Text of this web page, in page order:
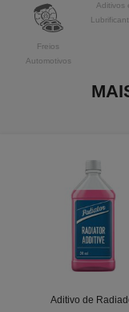
Freios
Automotivos
Aditivos
Aditivo de